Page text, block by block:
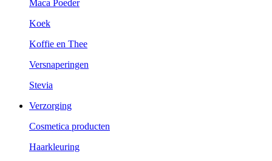
Maca Poeder
Koek
Koffie en Thee
Versnaperingen
Stevia
Verzorging
Cosmetica producten
Haarkleuring